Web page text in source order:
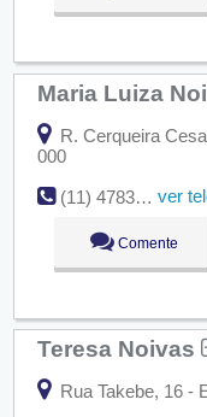
Maria Luiza
R. Cerqueira
000
(11) 4783-2922
ver
Comente
Teresa Noivas
Rua Takebe, 16 -